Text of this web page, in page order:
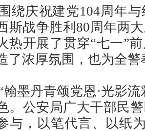
围绕庆祝建党104周年
斯战争胜利80周年两
热开展了贯穿“七一”
了浓厚氛围，也为全
翰墨丹青颂党恩·光影
。公安局广大干部民
与，以笔代言、以纸